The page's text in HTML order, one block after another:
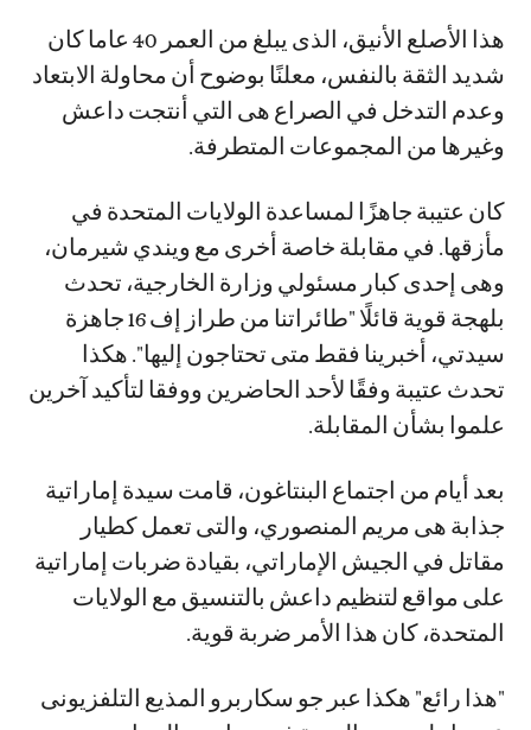
هذا الأصلع الأنيق، الذى يبلغ من العمر 40 عاما كان
شديد الثقة بالنفس، معلنًا بوضوح أن محاولة الابتعاد
وعدم التدخل في الصراع هى التي أنتجت داعش
وغيرها من المجموعات المتطرفة.
كان عتيبة جاهزًا لمساعدة الولايات المتحدة في
مأزقها. في مقابلة خاصة أخرى مع ويندي شيرمان،
وهى إحدى كبار مسئولي وزارة الخارجية، تحدث
بلهجة قوية قائلًا "طائراتنا من طراز إف 16 جاهزة
سيدتي، أخبرينا فقط متى تحتاجون إليها". هكذا
تحدث عتيبة وفقًا لأحد الحاضرين ووفقا لتأكيد آخرين
علموا بشأن المقابلة.
بعد أيام من اجتماع البنتاغون، قامت سيدة إماراتية
جذابة هى مريم المنصوري، والتى تعمل كطيار
مقاتل في الجيش الإماراتي، بقيادة ضربات إماراتية
على مواقع لتنظيم داعش بالتنسيق مع الولايات
المتحدة، كان هذا الأمر ضربة قوية.
"هذا رائع" هكذا عبر جو سكاربرو المذيع التلفزيونى